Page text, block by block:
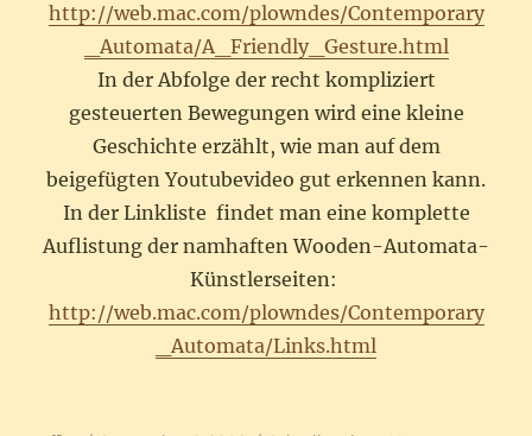
http://web.mac.com/plowndes/Contemporary
_Automata/A_Friendly_Gesture.html
In der Abfolge der recht kompliziert
gesteuerten Bewegungen wird eine kleine
Geschichte erzählt, wie man auf dem
beigefügten Youtubevideo gut erkennen kann.
In der Linkliste findet man eine komplette
Auflistung der namhaften Wooden-Automata-
Künstlerseiten:
http://web.mac.com/plowndes/Contemporary
_Automata/Links.html